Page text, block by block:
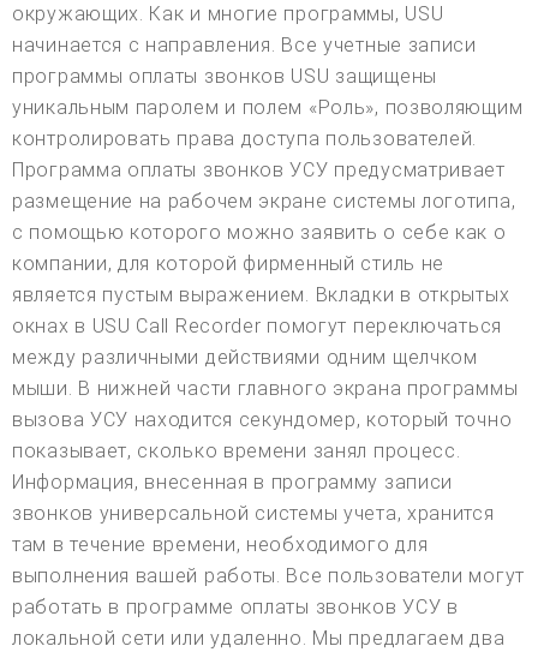
окружающих. Как и многие программы, USU
начинается с направления. Все учетные записи
программы оплаты звонков USU защищены
уникальным паролем и полем «Роль», позволяющим
контролировать права доступа пользователей.
Программа оплаты звонков УСУ предусматривает
размещение на рабочем экране системы логотипа,
с помощью которого можно заявить о себе как о
компании, для которой фирменный стиль не
является пустым выражением. Вкладки в открытых
окнах в USU Call Recorder помогут переключаться
между различными действиями одним щелчком
мыши. В нижней части главного экрана программы
вызова УСУ находится секундомер, который точно
показывает, сколько времени занял процесс.
Информация, внесенная в программу записи
звонков универсальной системы учета, хранится
там в течение времени, необходимого для
выполнения вашей работы. Все пользователи могут
работать в программе оплаты звонков УСУ в
локальной сети или удаленно. Мы предлагаем два